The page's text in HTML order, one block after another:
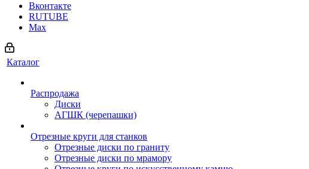
Вконтакте
RUTUBE
Max
Каталог
Распродажа
Диски
АГШК (черепашки)
Отрезные круги для станков
Отрезные диски по граниту
Отрезные диски по мрамору